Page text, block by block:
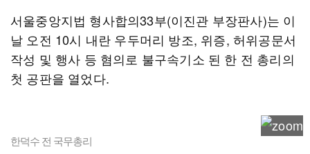
서울중앙지법 형사합의33부(이진관 부장판사)는 이
날 오전 10시 내란 우두머리 방조, 위증, 허위공문서
작성 및 행사 등 혐의로 불구속기소 된 한 전 총리의
첫 공판을 열었다.
한덕수 전 국무총리